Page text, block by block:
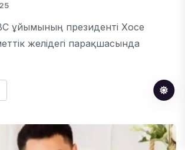
ұйымының президенті Хосе
желідегі парақшасында